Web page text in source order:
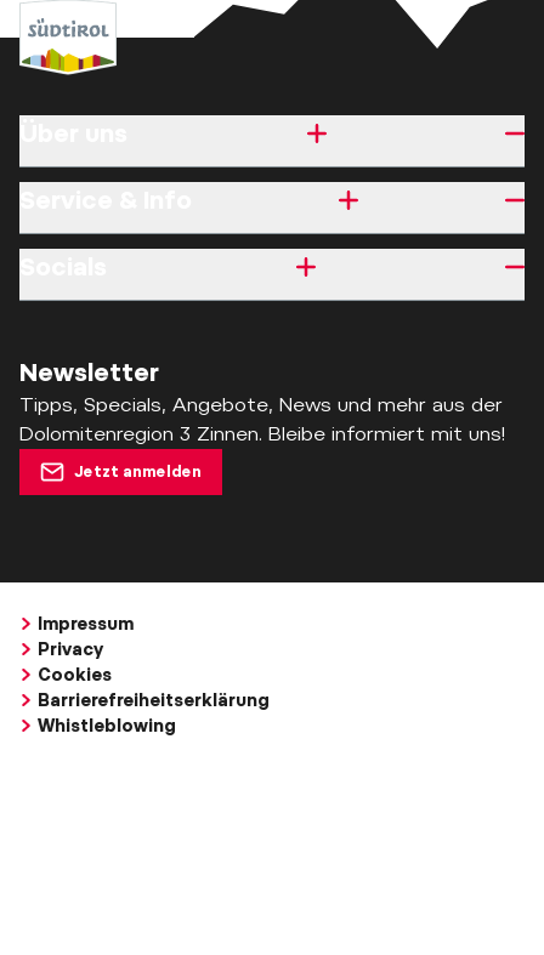
Newsletter
Tipps, Specials, Angebote, News und mehr aus der
Dolomitenregion 3 Zinnen. Bleibe informiert mit uns!
Jetzt anmelden
Impressum
Privacy
Cookies
Barrierefreiheitserklärung
Whistleblowing